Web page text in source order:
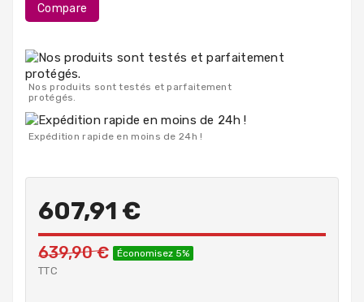
Compare
Nos produits sont testés et parfaitement
protégés.
Expédition rapide en moins de 24h !
607,91 €
639,90 € Économisez 5%
TTC